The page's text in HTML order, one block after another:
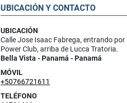
UBICACIÓN Y CONTACTO
UBICACIÓN
Calle Jose Isaac Fabrega, entrando por
Power Club, arriba de Lucca Tratoria.
Bella Vista - Panamá - Panamá
MÓVIL
+50766721611
TELÉFONO